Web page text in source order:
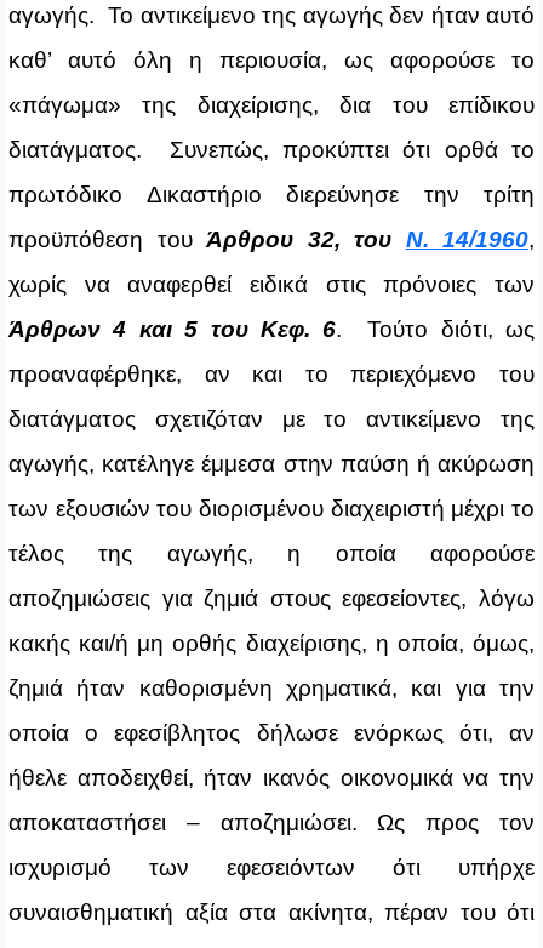
αγωγής. Το αντικείμενο της αγωγής δεν ήταν αυτό
καθ’ αυτό όλη η περιουσία, ως αφορούσε το
«πάγωμα» της διαχείρισης, δια του επίδικου
διατάγματος. Συνεπώς, προκύπτει ότι ορθά το
πρωτόδικο Δικαστήριο διερεύνησε την τρίτη
προϋπόθεση του Άρθρου 32, του Ν. 14/1960,
χωρίς να αναφερθεί ειδικά στις πρόνοιες των
Άρθρων 4 και 5 του Κεφ. 6. Τούτο διότι, ως
προαναφέρθηκε, αν και το περιεχόμενο του
διατάγματος σχετιζόταν με το αντικείμενο της
αγωγής, κατέληγε έμμεσα στην παύση ή ακύρωση
των εξουσιών του διορισμένου διαχειριστή μέχρι το
τέλος της αγωγής, η οποία αφορούσε
αποζημιώσεις για ζημιά στους εφεσείοντες, λόγω
κακής και/ή μη ορθής διαχείρισης, η οποία, όμως,
ζημιά ήταν καθορισμένη χρηματικά, και για την
οποία ο εφεσίβλητος δήλωσε ενόρκως ότι, αν
ήθελε αποδειχθεί, ήταν ικανός οικονομικά να την
αποκαταστήσει – αποζημιώσει. Ως προς τον
ισχυρισμό των εφεσειόντων ότι υπήρχε
συναισθηματική αξία στα ακίνητα, πέραν του ότι